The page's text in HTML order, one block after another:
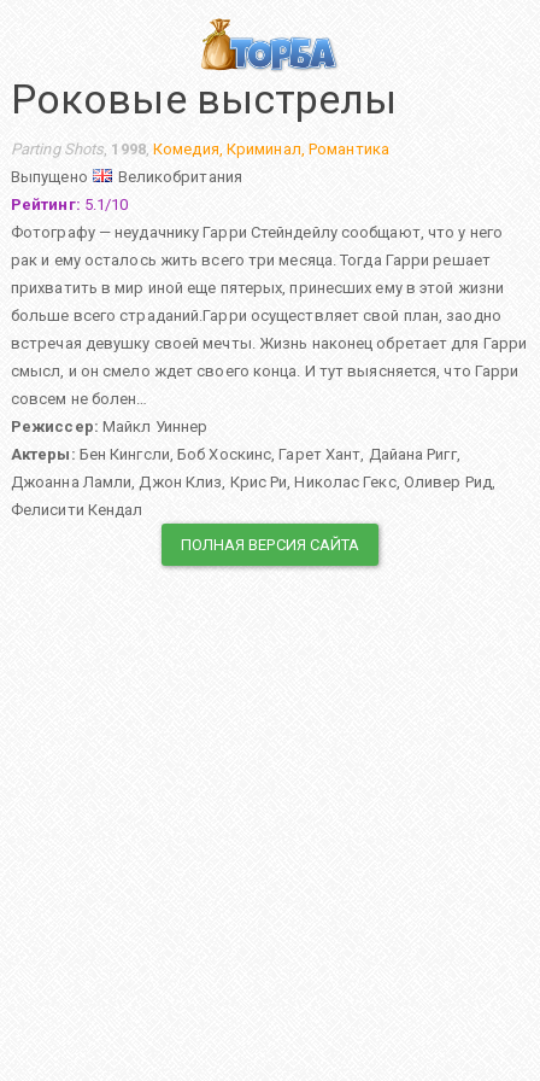
Роковые выстрелы
Parting Shots, 1998,Комедия, Криминал, Романтика
Выпущено
Великобритания
Рейтинг: 5.1/10
Фотографу — неудачнику Гарри Стейндейлу сообщают, что у него
рак и ему осталось жить всего три месяца. Тогда Гарри решает
прихватить в мир иной еще пятерых, принесших ему в этой жизни
больше всего страданий.Гарри осуществляет свой план, заодно
встречая девушку своей мечты. Жизнь наконец обретает для Гарри
смысл, и он смело ждет своего конца. И тут выясняется, что Гарри
совсем не болен…
Режиссер: Майкл Уиннер
Актеры: Бен Кингсли,Боб Хоскинс,Гарет Хант, Дайана Ригг,
Джоанна Ламли,Джон Клиз, Крис Ри,Николас Гекс, Оливер Рид,
Фелисити Кендал
ПОЛНАЯ ВЕРСИЯ САЙТА